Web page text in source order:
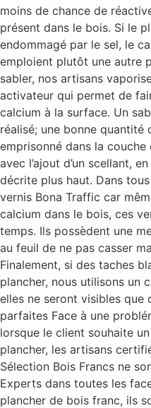
moins de chance de
présent dans le bois. Si le
endommagé par le sel, le
emploient plutôt une autre
sabler, nos artisans
activateur qui permet de
calcium à la surface. Un
réalisé; une bonne
emprisonné dans la
avec l’ajout d’un scellant,
décrite plus haut. Dans
vernis Bona Traffic car
calcium dans le bois, ces
temps. Ils possèdent une
au feuil de ne pas casser
Finalement, si des taches
plancher, nous utilisons un
elles ne seront visibles
parfaites Face à une
lorsque le client souhaite
plancher, les artisans
Sélection Bois Francs ne
Experts dans toutes les
plancher de bois franc, ils